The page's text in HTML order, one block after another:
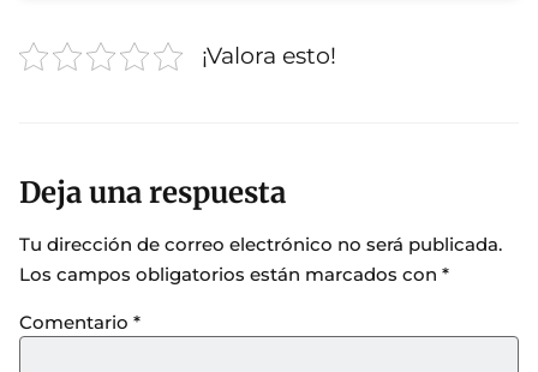
¡Valora esto!
Deja una respuesta
Tu dirección de correo electrónico no será publicada.
Los campos obligatorios están marcados con *
Comentario *